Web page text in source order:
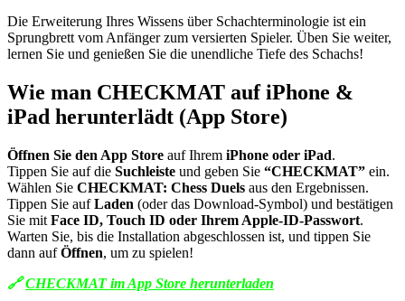
Die Erweiterung Ihres Wissens über Schachterminologie ist ein
Sprungbrett vom Anfänger zum versierten Spieler. Üben Sie weiter,
lernen Sie und genießen Sie die unendliche Tiefe des Schachs!
Wie man CHECKMAT auf iPhone &
iPad herunterlädt (App Store)
Öffnen Sie den App Store auf Ihrem iPhone oder iPad.
Tippen Sie auf die Suchleiste und geben Sie “CHECKMAT” ein.
Wählen Sie CHECKMAT: Chess Duels aus den Ergebnissen.
Tippen Sie aufLaden (oder das Download-Symbol) und bestätigen
Sie mit Face ID, Touch ID oder Ihrem Apple-ID-Passwort.
Warten Sie, bis die Installation abgeschlossen ist, und tippen Sie
dann aufÖffnen, um zu spielen!
🔗CHECKMAT im App Store herunterladen